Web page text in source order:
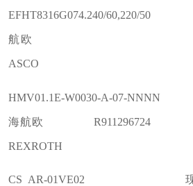
EFHT8316G074.240/
航
ASCO
HMV01.1E-W0030-A-07-
海航欧
REXROTH
CS AR-01VE02 现